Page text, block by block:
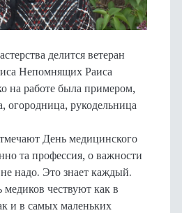
делится ветеран
Непомнящих Раиса
на работе была примером,
огородница, рукодельница
День медицинского
та профессия, о важности
надо. Это знает каждый.
чествуют как в
и в самых маленьких